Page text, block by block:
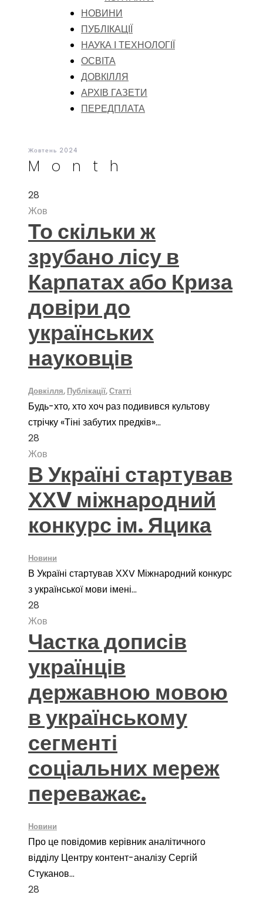
НОВИНИ
ПУБЛІКАЦІЇ
НАУКА І ТЕХНОЛОГІЇ
ОСВІТА
ДОВКІЛЛЯ
АРХІВ ГАЗЕТИ
ПЕРЕДПЛАТА
Жовтень 2024
Month
28
Жов
То скільки ж
зрубано лісу в
Карпатах або Криза
довіри до
українських
науковців
Довкілля, Публікації,Статті
Будь-хто, хто хоч раз подивився культову
стрічку «Тіні забутих предків»...
28
Жов
В Україні стартував
ХХV міжнародний
конкурс ім. Яцика
Новини
В Україні стартував ХХV Міжнародний конкурс
з української мови імені...
28
Жов
Частка дописів
українців
державною мовою
в українському
сегменті
соціальних мереж
переважає.
Новини
Про це повідомив керівник аналітичного
відділу Центру контент-аналізу Сергій
Стуканов...
28